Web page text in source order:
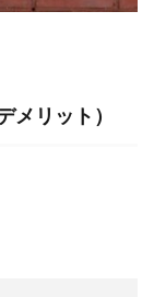
メリット）